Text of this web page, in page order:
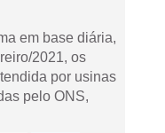
em base diária,
2021, os
por usinas
pelo ONS,